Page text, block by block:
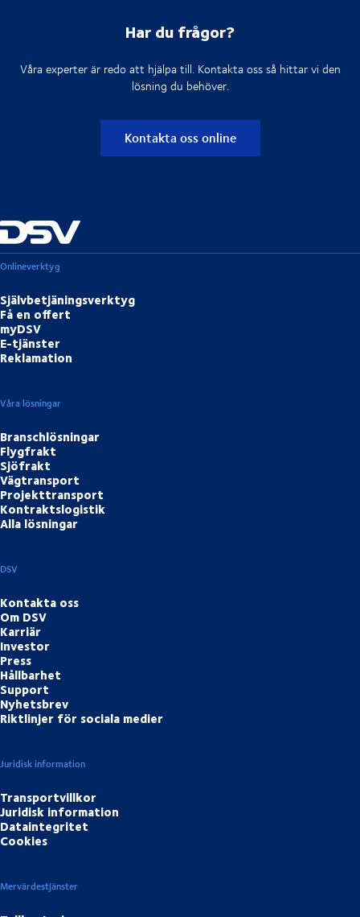
Har du frågor?
Våra experter är redo att hjälpa till. Kontakta oss så hittar vi den
lösning du behöver.
Kontakta oss online
Onlineverktyg
Självbetjäningsverktyg
Få en offert
myDSV
E-tjänster
Reklamation
Våra lösningar
Branschlösningar
Flygfrakt
Sjöfrakt
Vägtransport
Projekttransport
Kontraktslogistik
Alla lösningar
DSV
Kontakta oss
Om DSV
Karriär
Investor
Press
Hållbarhet
Support
Nyhetsbrev
Riktlinjer för sociala medier
Juridisk information
Transportvillkor
Juridisk information
Dataintegritet
Cookies
Mervärdestjänster